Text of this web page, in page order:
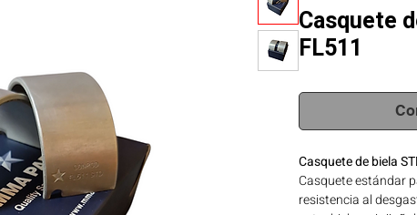
Casquete
FL511
Casquete de biela
Casquete estándar
resistencia al